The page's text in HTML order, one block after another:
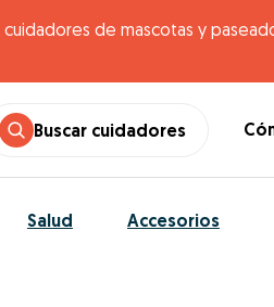
de mascotas y
Buscar cuidadores
Salud Accesorios